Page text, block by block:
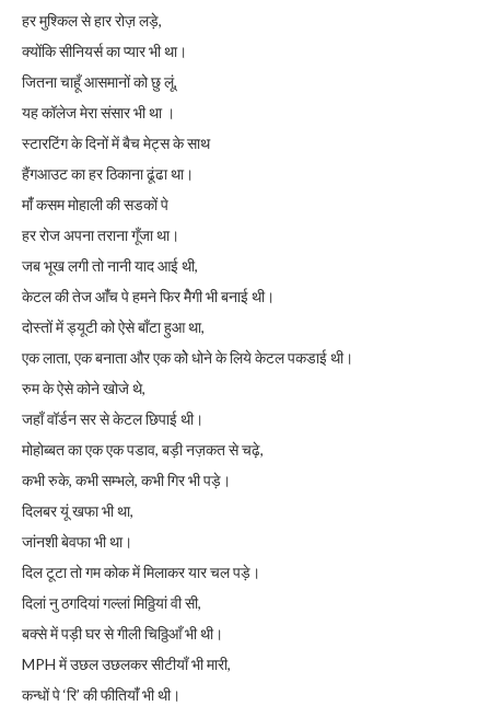
हर मुश्किल से हार रोज़ लड़े,
क्योंकि सीनियर्स का प्यार भी था।
जितना चाहूँ आसमानों को छु लूं,
यह कॉलेज मेरा संसार भी था ।
स्टारटिंग के दिनों में बैच मेट्स के साथ
हैंगआउट का हर ठिकाना ढूंढा था।
मांँ कसम मोहाली की सडकों पे
हर रोज अपना तराना गूँजा था।
जब भूख लगी तो नानी याद आई थी,
केटल की तेज आँंच पे हमने फिर मेैगी भी बनाई थी।
दोस्तों में ड्यूटी को ऐसे बाँटा हुआ था,
एक लाता, एक बनाता और एक कोे धोने के लिये केटल पकडाई थी।
रुम के ऐसे कोने खोजे थे,
जहाँ वॉर्डन सर से केटल छिपाई थी।
मोहोब्बत का एक एक पडाव, बड़ी नज़कत से चढ़े,
कभी रुके, कभी सम्भले, कभी गिर भी पड़े।
दिलबर यूं खफा भी था,
जांनशी बेवफा भी था।
दिल टूटा तो गम कोक में मिलाकर यार चल पड़े।
दिलां नु ठगदियां गल्लां मिठ्ठियां वी सी,
बक्से में पड़ी घर से गीली चिठ्ठिआँ भी थी।
MPH में उछल उछलकर सीटीयाँ भी मारी,
कन्धों पे ‘रि’ की फीतियाँं भी थी।